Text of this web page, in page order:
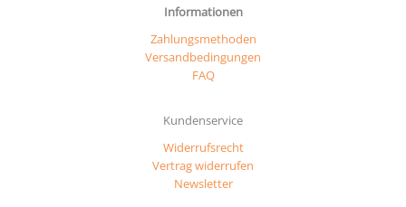
Informationen
Zahlungsmethoden
Versandbedingungen
FAQ
Kundenservice
Widerrufsrecht
Vertrag widerrufen
Newsletter